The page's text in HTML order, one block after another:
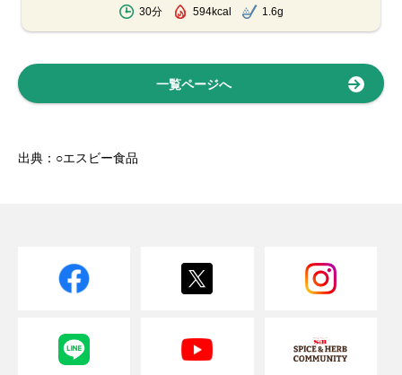
30分 594kcal 1.6g
一覧ページへ
出典：○エスビー食品